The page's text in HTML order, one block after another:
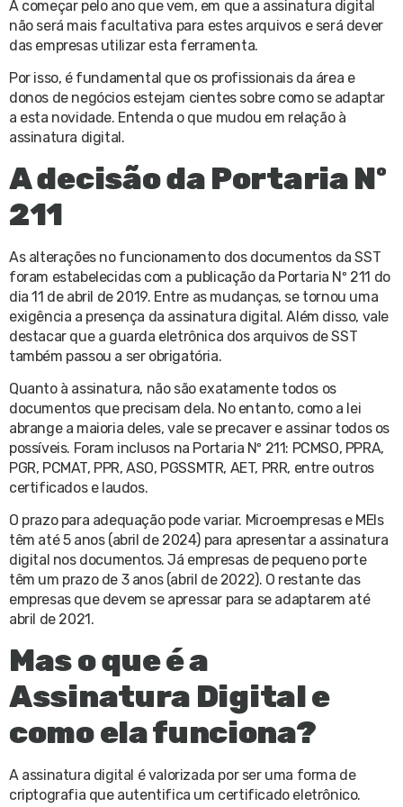
A começar pelo ano que vem, em que a assinatura digital
não será mais facultativa para estes arquivos e será dever
das empresas utilizar esta ferramenta.
Por isso, é fundamental que os profissionais da área e
donos de negócios estejam cientes sobre como se adaptar
a esta novidade. Entenda o que mudou em relação à
assinatura digital.
A decisão da Portaria Nº
211
As alterações no funcionamento dos documentos da SST
foram estabelecidas com a publicação da Portaria Nº 211 do
dia 11 de abril de 2019. Entre as mudanças, se tornou uma
exigência a presença da assinatura digital. Além disso, vale
destacar que a guarda eletrônica dos arquivos de SST
também passou a ser obrigatória.
Quanto à assinatura, não são exatamente todos os
documentos que precisam dela. No entanto, como a lei
abrange a maioria deles, vale se precaver e assinar todos os
possíveis. Foram inclusos na Portaria Nº 211: PCMSO, PPRA,
PGR, PCMAT, PPR, ASO, PGSSMTR, AET, PRR, entre outros
certificados e laudos.
O prazo para adequação pode variar. Microempresas e MEIs
têm até 5 anos (abril de 2024) para apresentar a assinatura
digital nos documentos. Já empresas de pequeno porte
têm um prazo de 3 anos (abril de 2022). O restante das
empresas que devem se apressar para se adaptarem até
abril de 2021.
Mas o que é a
Assinatura Digital e
como ela funciona?
A assinatura digital é valorizada por ser uma forma de
criptografia que autentifica um certificado eletrônico.